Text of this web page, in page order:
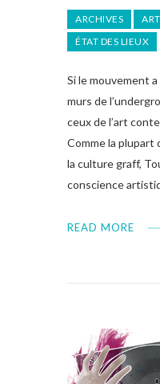
ARCHIVES
ÉTAT DES LIEUX
Si le mouvement
murs de
ceux de l’art
Comme la plupart
la culture graff,
conscience
READ MORE